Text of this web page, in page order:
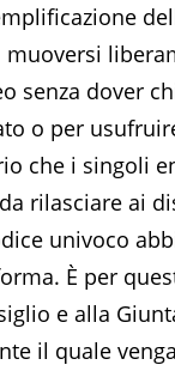
senza dover
o per
che i singoli
rilasciare ai
univoco
È per
e alla
il quale